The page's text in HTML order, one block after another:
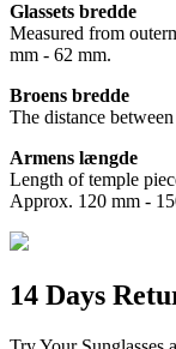
Glassets bredde
Measured from
mm - 62 mm.
Broens bredde
The distance
Armens længde
Length of temple
Approx. 120 mm -
14 Days